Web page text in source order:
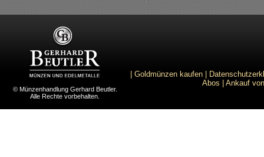
© Münzenhandlung Gerhard Beutler.
Alle Rechte vorbehalten.
Goldmünzen kaufen
Abos
Ankauf